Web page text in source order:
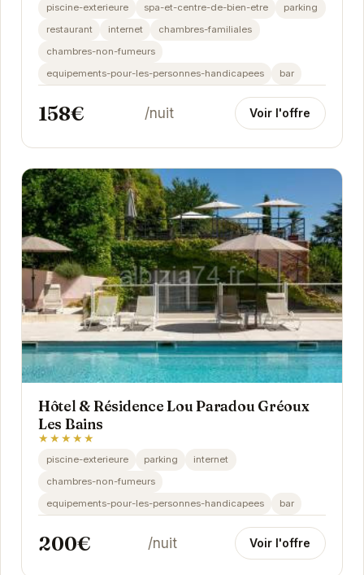
piscine-exterieure spa-et-centre-de-bien-etre
parking
restaurant
internet
chambres-familiales
chambres-non-fumeurs
equipements-pour-les-personnes-handicapees
bar
158€ /nuit Voir l'offre
Hôtel & Résidence Lou Paradou Gréoux
Les Bains
★★★★★
piscine-exterieure parking
internet
chambres-non-fumeurs
equipements-pour-les-personnes-handicapees
bar
200€ /nuit Voir l'offre